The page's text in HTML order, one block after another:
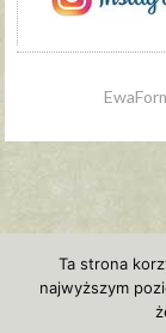
Ta strona
najwyższym